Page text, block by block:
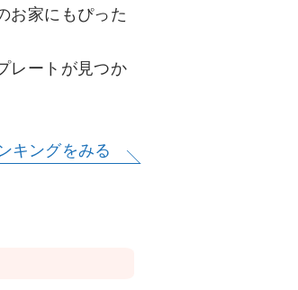
お家にもぴった
レートが見つか
キングをみる